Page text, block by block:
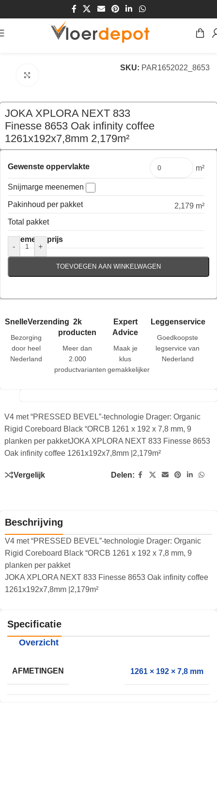
/Vloeren/Laminaat Vloeren
SKU: PAR1652022_8653
JOKA XPLORA NEXT 833
Finesse 8653 Oak infinity coffee
1261x192x7,8mm 2,179m²
€91,30 per pak
Gewenste oppervlakte m²
Snijmarge meenemen
Pakinhoud per pakket
2,179 m²
Total pakket
Algemene prijs
-
+
TOEVOEGEN AAN WINKELWAGEN
SnelleVerzending
Bezorging
door heel
Nederland
2k
producten
Meer dan
2.000
productvarianten
Expert
Advice
Maak je
klus
gemakkelijker
Leggenservice
Goedkoopste
legservice van
Nederland
V4 met “PRESSED BEVEL”-technologie Drager: Organic
Rigid Coreboard Black “ORCB 1261 x 192 x 7,8 mm, 9
planken per pakketJOKA XPLORA NEXT 833 Finesse 8653
Oak infinity coffee 1261x192x7,8mm |2,179m²
Vergelijk Delen:
Beschrijving
V4 met “PRESSED BEVEL”-technologie Drager: Organic
Rigid Coreboard Black “ORCB 1261 x 192 x 7,8 mm, 9
planken per pakket
JOKA XPLORA NEXT 833 Finesse 8653 Oak infinity coffee
1261x192x7,8mm |2,179m²
Specificatie
Overzicht
AFMETINGEN 1261 × 192 × 7,8 mm